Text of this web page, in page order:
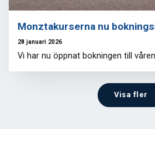
Monztakurserna nu
28 januari 2026
Vi har nu öppnat bokningen till
Visa fler